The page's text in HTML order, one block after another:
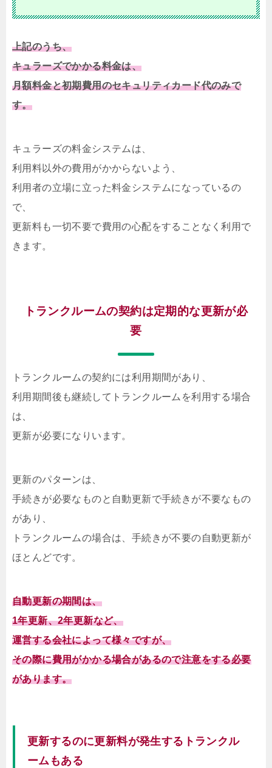
上記のうち、
キュラーズでかかる料金は、
月額料金と初期費用のセキュリティカード代のみで
す。
キュラーズの料金システムは、
利用料以外の費用がかからないよう、
利用者の立場に立った料金システムになっているの
で、
更新料も一切不要で費用の心配をすることなく利用で
きます。
トランクルームの契約は定期的な更新が必
要
トランクルームの契約には利用期間があり、
利用期間後も継続してトランクルームを利用する場合
は、
更新が必要になりいます。
更新のパターンは、
手続きが必要なものと自動更新で手続きが不要なもの
があり、
トランクルームの場合は、手続きが不要の自動更新が
ほとんどです。
自動更新の期間は、
1年更新、2年更新など、
運営する会社によって様々ですが、
その際に費用がかかる場合があるので注意をする必要
があります。
更新するのに更新料が発生するトランクル
ームもある